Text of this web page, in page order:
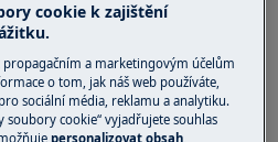
nádobí
nádobí
cookie k zajištění
propagačním a marketingovým účelům
o tom, jak náš web používáte,
sociální média, reklamu a analytiku.
cookie“ vyjadřujete souhlas
personalizovat obsah,